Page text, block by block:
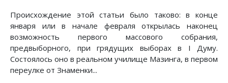
Происхождение этой статьи было таково: в конце
января или в начале февраля открылась наконец
возможность первого массового собрания,
предвыборного, при грядущих выборах в I Думу.
Состоялось оно в реальном училище Мазинга, в первом
переулке от Знаменки...